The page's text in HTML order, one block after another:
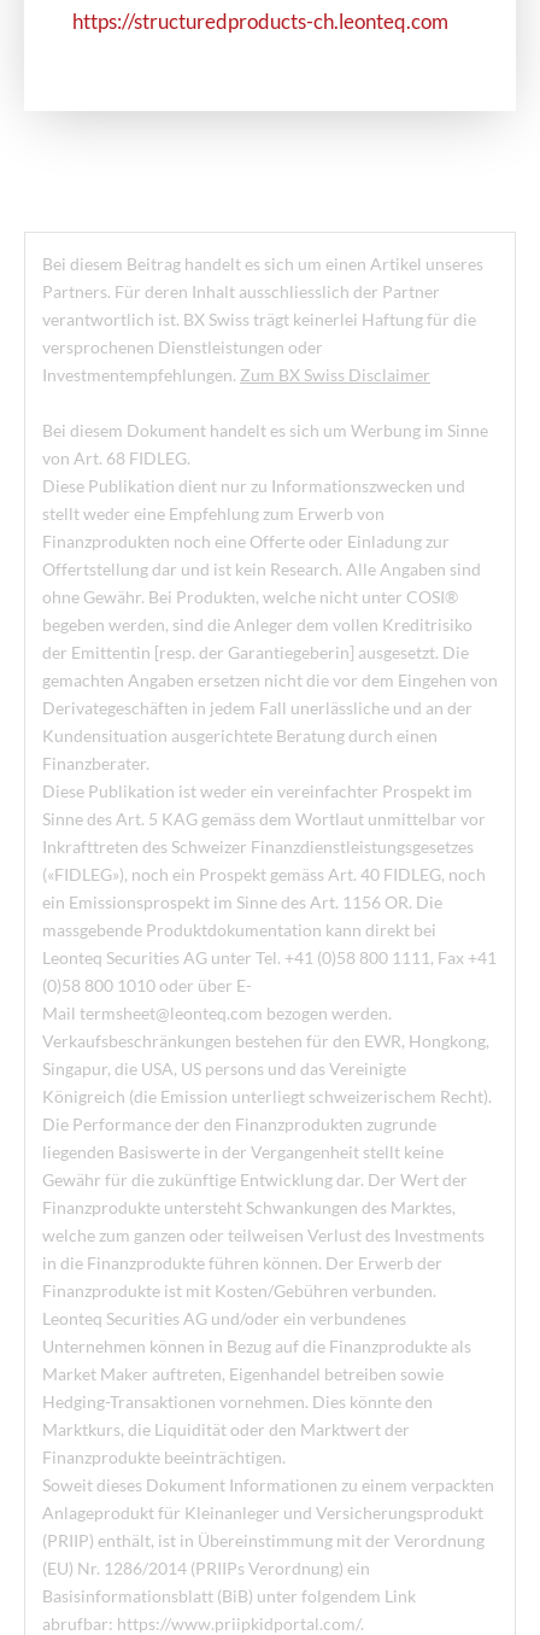
https://structuredproducts-ch.leonteq.com
Bei diesem Beitrag handelt es sich um einen Artikel unseres
Partners. Für deren Inhalt ausschliesslich der Partner
verantwortlich ist. BX Swiss trägt keinerlei Haftung für die
versprochenen Dienstleistungen oder
Investmentempfehlungen. Zum BX Swiss Disclaimer
Bei diesem Dokument handelt es sich um Werbung im Sinne
von Art. 68 FIDLEG.
Diese Publikation dient nur zu Informationszwecken und
stellt weder eine Empfehlung zum Erwerb von
Finanzprodukten noch eine Offerte oder Einladung zur
Offertstellung dar und ist kein Research. Alle Angaben sind
ohne Gewähr. Bei Produkten, welche nicht unter COSI®
begeben werden, sind die Anleger dem vollen Kreditrisiko
der Emittentin [resp. der Garantiegeberin] ausgesetzt. Die
gemachten Angaben ersetzen nicht die vor dem Eingehen von
Derivategeschäften in jedem Fall unerlässliche und an der
Kundensituation ausgerichtete Beratung durch einen
Finanzberater.
Diese Publikation ist weder ein vereinfachter Prospekt im
Sinne des Art. 5 KAG gemäss dem Wortlaut unmittelbar vor
Inkrafttreten des Schweizer Finanzdienstleistungsgesetzes
(«FIDLEG»), noch ein Prospekt gemäss Art. 40 FIDLEG, noch
ein Emissionsprospekt im Sinne des Art. 1156 OR. Die
massgebende Produktdokumentation kann direkt bei
Leonteq Securities AG unter Tel. +41 (0)58 800 1111, Fax +41
(0)58 800 1010 oder über E-
Mail termsheet@leonteq.com bezogen werden.
Verkaufsbeschränkungen bestehen für den EWR, Hongkong,
Singapur, die USA, US persons und das Vereinigte
Königreich (die Emission unterliegt schweizerischem Recht).
Die Performance der den Finanzprodukten zugrunde
liegenden Basiswerte in der Vergangenheit stellt keine
Gewähr für die zukünftige Entwicklung dar. Der Wert der
Finanzprodukte untersteht Schwankungen des Marktes,
welche zum ganzen oder teilweisen Verlust des Investments
in die Finanzprodukte führen können. Der Erwerb der
Finanzprodukte ist mit Kosten/Gebühren verbunden.
Leonteq Securities AG und/oder ein verbundenes
Unternehmen können in Bezug auf die Finanzprodukte als
Market Maker auftreten, Eigenhandel betreiben sowie
Hedging-Transaktionen vornehmen. Dies könnte den
Marktkurs, die Liquidität oder den Marktwert der
Finanzprodukte beeinträchtigen.
Soweit dieses Dokument Informationen zu einem verpackten
Anlageprodukt für Kleinanleger und Versicherungsprodukt
(PRIIP) enthält, ist in Übereinstimmung mit der Verordnung
(EU) Nr. 1286/2014 (PRIIPs Verordnung) ein
Basisinformationsblatt (BiB) unter folgendem Link
abrufbar: https://www.priipkidportal.com/.